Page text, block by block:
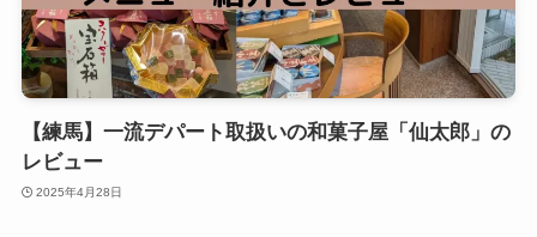
【練馬】一流デパート取扱いの和菓子屋「仙太郎」の
レビュー
2025年4月28日